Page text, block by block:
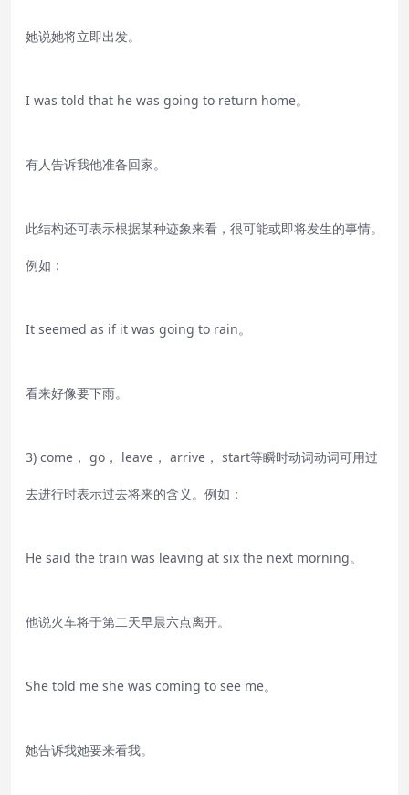
她说她将立即出发。
I was told that he was going to return home。
有人告诉我他准备回家。
此结构还可表示根据某种迹象来看，很可能或即将发生的事情。
例如：
It seemed as if it was going to rain。
看来好像要下雨。
3) come， go， leave， arrive， start等瞬时动词动词可用过
去进行时表示过去将来的含义。例如：
He said the train was leaving at six the next morning。
他说火车将于第二天早晨六点离开。
She told me she was coming to see me。
她告诉我她要来看我。